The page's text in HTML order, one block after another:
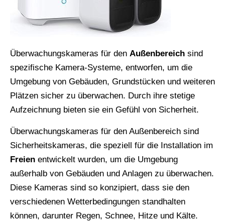
Überwachungskameras für den Außenbereich sind
spezifische Kamera-Systeme, entworfen, um die
Umgebung von Gebäuden, Grundstücken und weiteren
Plätzen sicher zu überwachen. Durch ihre stetige
Aufzeichnung bieten sie ein Gefühl von Sicherheit.
Überwachungskameras für den Außenbereich sind
Sicherheitskameras, die speziell für die Installation im
Freien entwickelt wurden, um die Umgebung
außerhalb von Gebäuden und Anlagen zu überwachen.
Diese Kameras sind so konzipiert, dass sie den
verschiedenen Wetterbedingungen standhalten
können, darunter Regen, Schnee, Hitze und Kälte.